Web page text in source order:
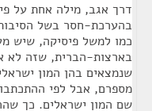
דרך אגב, מילה אחת על
בהערכת-חסר בשל
כמו למשל פיסיקה, שיש
בארצות-הברית, שזה לא
שנמצאים בהן המון
מספרם, אבל לפי